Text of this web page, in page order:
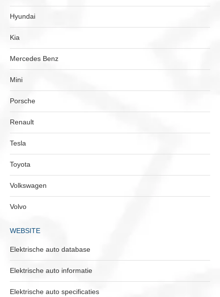
Hyundai
Kia
Mercedes Benz
Mini
Porsche
Renault
Tesla
Toyota
Volkswagen
Volvo
WEBSITE
Elektrische auto database
Elektrische auto informatie
Elektrische auto specificaties